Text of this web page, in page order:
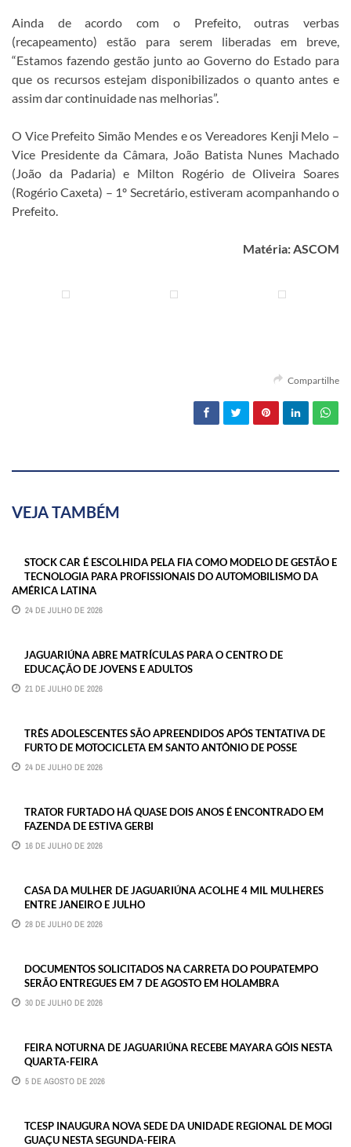
Ainda de acordo com o Prefeito, outras verbas
(recapeamento) estão para serem liberadas em breve,
“Estamos fazendo gestão junto ao Governo do Estado para
que os recursos estejam disponibilizados o quanto antes e
assim dar continuidade nas melhorias”.
O Vice Prefeito Simão Mendes e os Vereadores Kenji Melo –
Vice Presidente da Câmara, João Batista Nunes Machado
(João da Padaria) e Milton Rogério de Oliveira Soares
(Rogério Caxeta) – 1º Secretário, estiveram acompanhando o
Prefeito.
Matéria: ASCOM
Compartilhe
VEJA TAMBÉM
STOCK CAR É ESCOLHIDA PELA FIA COMO MODELO DE GESTÃO E
TECNOLOGIA PARA PROFISSIONAIS DO AUTOMOBILISMO DA
AMÉRICA LATINA
24 DE JULHO DE 2026
JAGUARIÚNA ABRE MATRÍCULAS PARA O CENTRO DE
EDUCAÇÃO DE JOVENS E ADULTOS
21 DE JULHO DE 2026
TRÊS ADOLESCENTES SÃO APREENDIDOS APÓS TENTATIVA DE
FURTO DE MOTOCICLETA EM SANTO ANTÔNIO DE POSSE
24 DE JULHO DE 2026
TRATOR FURTADO HÁ QUASE DOIS ANOS É ENCONTRADO EM
FAZENDA DE ESTIVA GERBI
16 DE JULHO DE 2026
CASA DA MULHER DE JAGUARIÚNA ACOLHE 4 MIL MULHERES
ENTRE JANEIRO E JULHO
28 DE JULHO DE 2026
DOCUMENTOS SOLICITADOS NA CARRETA DO POUPATEMPO
SERÃO ENTREGUES EM 7 DE AGOSTO EM HOLAMBRA
30 DE JULHO DE 2026
FEIRA NOTURNA DE JAGUARIÚNA RECEBE MAYARA GÓIS NESTA
QUARTA-FEIRA
5 DE AGOSTO DE 2026
TCESP INAUGURA NOVA SEDE DA UNIDADE REGIONAL DE MOGI
GUAÇU NESTA SEGUNDA-FEIRA